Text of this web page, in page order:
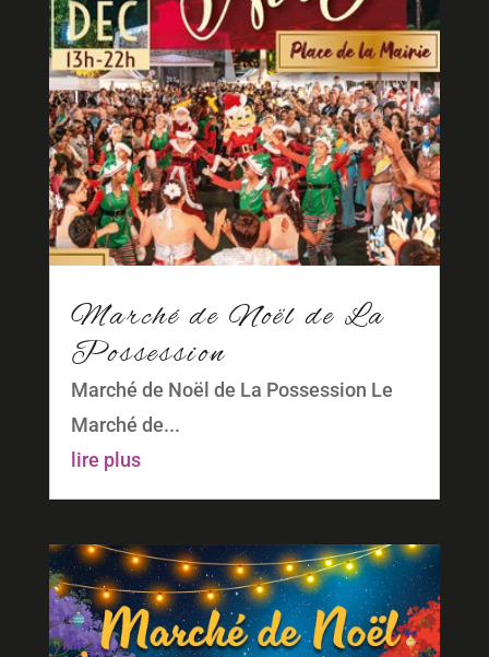
Marché de Noël de La
Possession
Marché de Noël de La Possession Le
Marché de...
lire plus